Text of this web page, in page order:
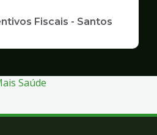
Fiscais - Santos
Saúde